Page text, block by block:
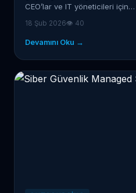
CEO’lar ve IT yöneticileri için…
18 Şub 2026👁 40
Devamını Oku →